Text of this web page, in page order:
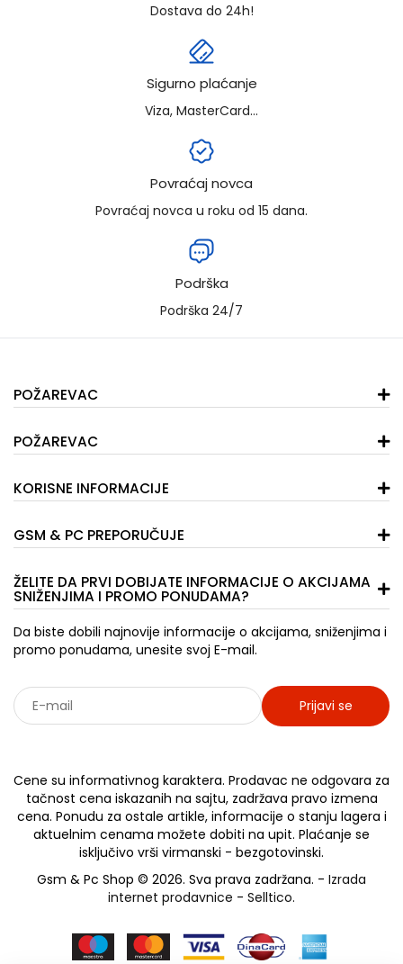
Dostava do 24h!
Sigurno plaćanje
Viza, MasterCard...
Povraćaj novca
Povraćaj novca u roku od 15 dana.
Podrška
Podrška 24/7
POŽAREVAC
POŽAREVAC
KORISNE INFORMACIJE
GSM & PC PREPORUČUJE
ŽELITE DA PRVI DOBIJATE INFORMACIJE O AKCIJAMA
SNIŽENJIMA I PROMO PONUDAMA?
Da biste dobili najnovije informacije o akcijama, sniženjima i
promo ponudama, unesite svoj E-mail.
Prijavi se
Cene su informativnog karaktera. Prodavac ne odgovara za
tačnost cena iskazanih na sajtu, zadržava pravo izmena
cena. Ponudu za ostale artikle, informacije o stanju lagera i
aktuelnim cenama možete dobiti na upit. Plaćanje se
isključivo vrši virmanski - bezgotovinski.
Gsm & Pc Shop © 2026. Sva prava zadržana. - Izrada
internet prodavnice - Selltico.